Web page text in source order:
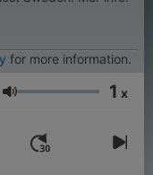
for more information.
Głośność 1 x